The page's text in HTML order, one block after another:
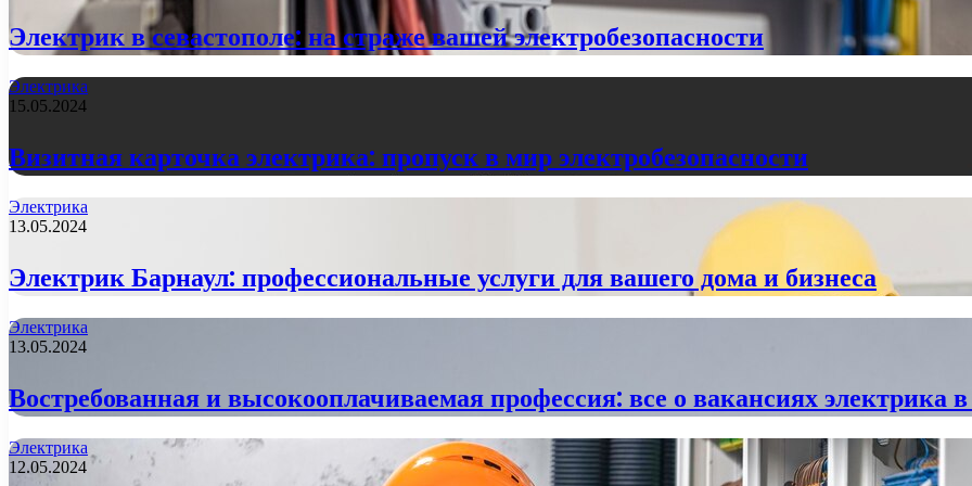
Электрик в севастополе: на страже вашей электробезопасности
Электрика
15.05.2024
Визитная карточка электрика: пропуск в мир электробезопасности
Электрика
13.05.2024
Электрик Барнаул: профессиональные услуги для вашего дома и бизнеса
Электрика
13.05.2024
Востребованная и высокооплачиваемая профессия: все о вакансиях электрика
Электрика
12.05.2024